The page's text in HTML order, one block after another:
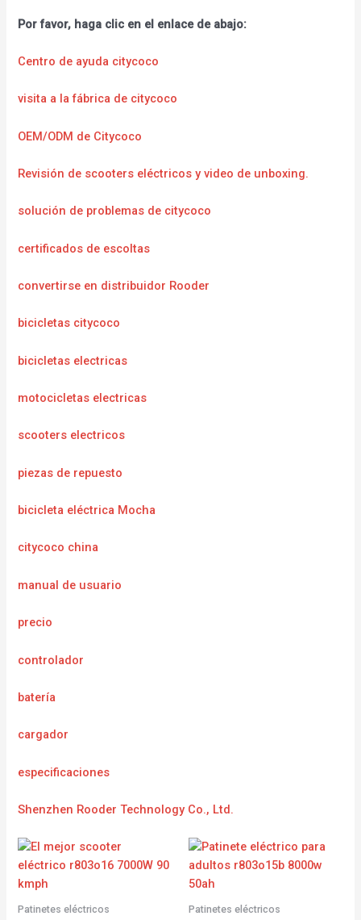
Por favor, haga clic en el enlace de abajo:
Centro de ayuda citycoco
visita a la fábrica de citycoco
OEM/ODM de Citycoco
Revisión de scooters eléctricos y video de unboxing.
solución de problemas de citycoco
certificados de escoltas
convertirse en distribuidor Rooder
bicicletas citycoco
bicicletas electricas
motocicletas electricas
scooters electricos
piezas de repuesto
bicicleta eléctrica Mocha
citycoco china
manual de usuario
precio
controlador
batería
cargador
especificaciones
Shenzhen Rooder Technology Co., Ltd.
Patinetes eléctricos Patinetes eléctricos